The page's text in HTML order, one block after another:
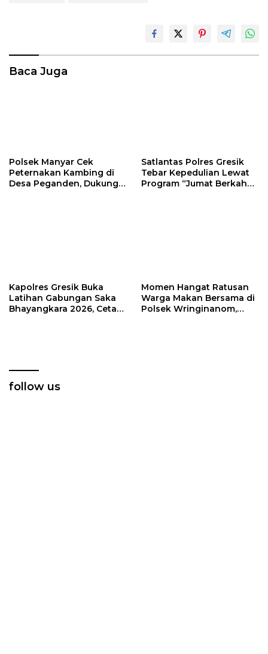
Baca Juga
Polsek Manyar Cek
Peternakan Kambing di
Desa Peganden, Dukung
Satlantas Polres Gresik
Tebar Kepedulian Lewat
Program “Jumat Berkah
Kapolres Gresik Buka
Latihan Gabungan Saka
Bhayangkara 2026, Cetak
Momen Hangat Ratusan
Warga Makan Bersama di
Polsek Wringinanom,
follow us